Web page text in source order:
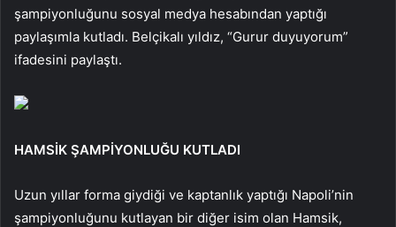
şampiyonluğunu sosyal medya hesabından yaptığı
paylaşımla kutladı. Belçikalı yıldız, “Gurur duyuyorum”
ifadesini paylaştı.
HAMSİK ŞAMPİYONLUĞU KUTLADI
Uzun yıllar forma giydiği ve kaptanlık yaptığı Napoli’nin
şampiyonluğunu kutlayan bir diğer isim olan Hamsik,